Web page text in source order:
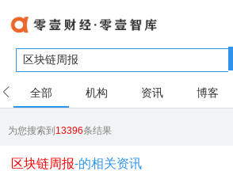
全部 机构 资讯 博客
为您搜索到13396条结果
区块链周报-的相关资讯